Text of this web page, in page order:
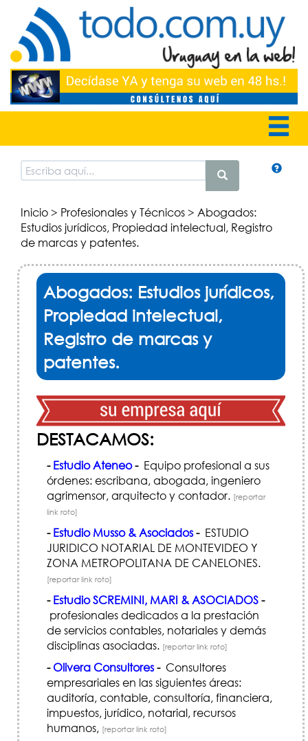
Inicio> Profesionales y Técnicos> Abogados:
Estudios jurídicos, Propiedad intelectual, Registro
de marcas y patentes.
Abogados: Estudios jurídicos,
Propiedad intelectual,
Registro de marcas y
patentes.
DESTACAMOS:
- Estudio Ateneo-Equipo profesional a sus
órdenes: escribana, abogada, ingeniero
agrimensor, arquitecto y contador. [reportar
link roto]
- Estudio Musso & Asociados-ESTUDIO
JURI­DICO NOTARIAL DE MONTEVIDEO Y
ZONA METROPOLITANA DE CANELONES.
[reportar link roto]
- Estudio SCREMINI, MARI & ASOCIADOS-
profesionales dedicados a la prestación
de servicios contables, notariales y demás
disciplinas asociadas. [reportar link roto]
- Olivera Consultores-Consultores
empresariales en las siguientes áreas:
auditoría, contable, consultoría, financiera,
impuestos, jurídico, notarial, recursos
humanos, [reportar link roto]